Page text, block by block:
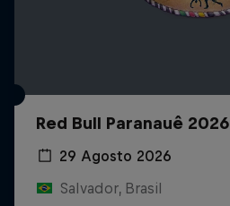
Red Bull Paranauê 2026
29 Agosto 2026
Salvador, Brasil